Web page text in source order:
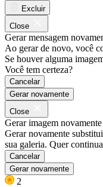
Excluir
Close
Gerar mensagem
Ao gerar de novo, você
Se houver alguma
Você tem certeza?
Cancelar
Gerar novamente
Close
Gerar imagem novamente
Gerar novamente
sua galeria. Quer
Cancelar
Gerar novamente
2